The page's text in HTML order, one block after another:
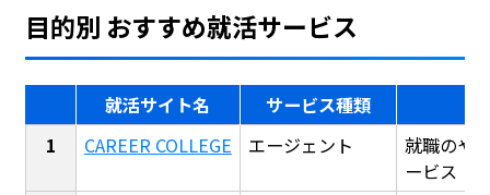
目的別 おすすめ就活サービス
就活サイト名
サービス種類
CAREER COLLEGE
エージェント
就職のや
ービス